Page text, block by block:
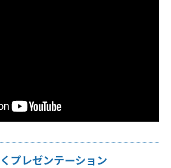
プレゼンテーション